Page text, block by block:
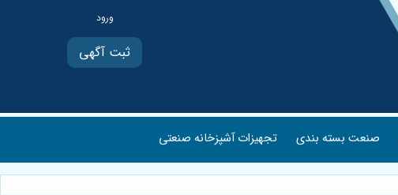
ثبت آگهی
صنعت بسته بندی تجهیزات آشپزخانه صنعتی